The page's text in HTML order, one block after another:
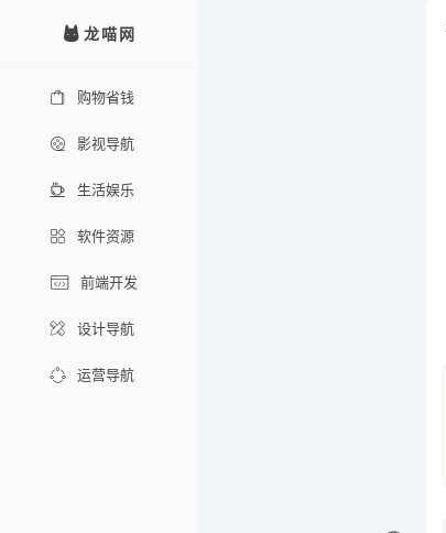
龙喵网
购物省钱
影视导航
生活娱乐
软件资源
前端开发
设计导航
运营导航